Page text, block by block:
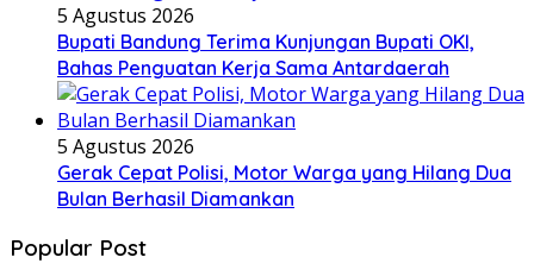
5 Agustus 2026
Bupati Bandung Terima Kunjungan Bupati OKI,
Bahas Penguatan Kerja Sama Antardaerah
5 Agustus 2026
Gerak Cepat Polisi, Motor Warga yang Hilang Dua
Bulan Berhasil Diamankan
Popular Post